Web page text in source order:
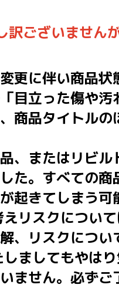
ございません
更に伴い商品
目立った傷や
商品タイトルの
、またはリビ
た。すべての
起きてしまう
リスクについ
、リスクにつ
ましてもやは
ません。必ずご